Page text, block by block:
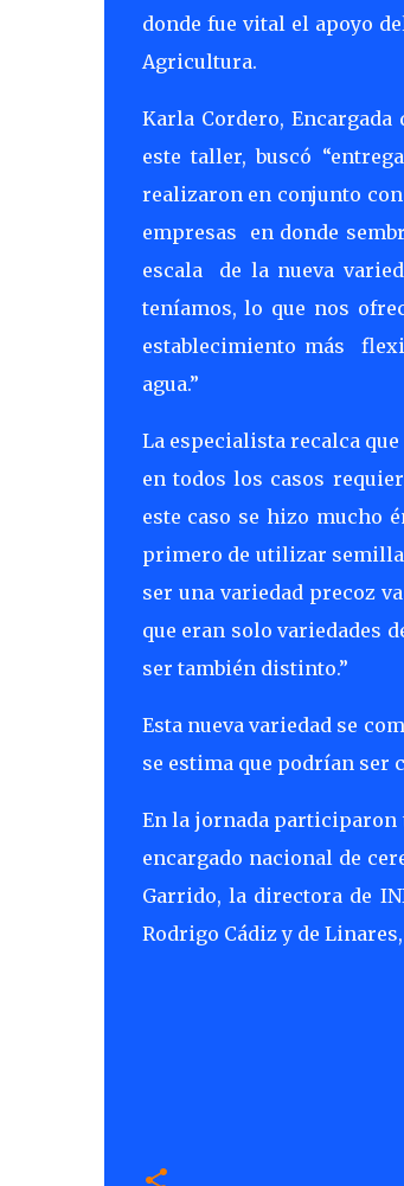
donde fue vital el apoyo
Agricultura.
Karla Cordero,
este taller, buscó
realizaron en conjunto
empresas
en donde
escala
de la nueva
teníamos, lo que nos
establecimiento más
agua.”
La especialista recalca
en todos los casos
este caso se hizo mucho
primero de utilizar semilla
ser una variedad precoz
que eran solo variedades
ser también distinto.”
Esta nueva variedad se
se estima que podrían ser
En la jornada participaron
encargado nacional de
Garrido, la directora de
Rodrigo Cádiz y de